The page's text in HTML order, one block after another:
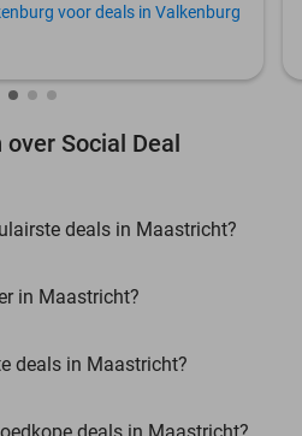
voor deals in Valkenburg
Social Deal
deals in Maastricht?
in Maastricht?
deals in Maastricht?
deals in Maastricht?